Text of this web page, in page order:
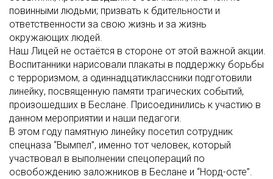
повинными людьми; призвать к бдительности и
ответственности за свою жизнь и за жизнь
окружающих людей.
Наш Лицей не остаётся в стороне от этой важной акции.
Воспитанники нарисовали плакаты в поддержку борьбы
с терроризмом, а одиннадцатиклассники подготовили
линейку, посвященную памяти трагических событий,
произошедших в Беслане. Присоединились к участию в
данном мероприятии и наши педагоги.
В этом году памятную линейку посетил сотрудник
спецназа “Вымпел”, именно тот человек, который
участвовал в выполнении спецопераций по
освобождению заложников в Беслане и “Норд-осте”.